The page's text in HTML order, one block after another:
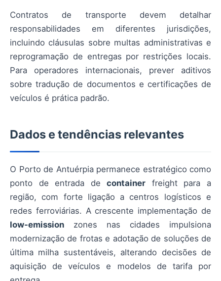
Contratos de transporte devem detalhar
responsabilidades em diferentes jurisdições,
incluindo cláusulas sobre multas administrativas e
reprogramação de entregas por restrições locais.
Para operadores internacionais, prever aditivos
sobre tradução de documentos e certificações de
veículos é prática padrão.
Dados e tendências relevantes
O Porto de Antuérpia permanece estratégico como
ponto de entrada decontainer freight para a
região, com forte ligação a centros logísticos e
redes ferroviárias. A crescente implementação de
low-emission zones nas cidades impulsiona
modernização de frotas e adotação de soluções de
última milha sustentáveis, alterando decisões de
aquisição de veículos e modelos de tarifa por